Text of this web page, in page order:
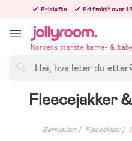
innehållet
Prisløfte Fri frakt* over
Nordens største barne- &
Fleecejakker
Barneklær Fleeceklær